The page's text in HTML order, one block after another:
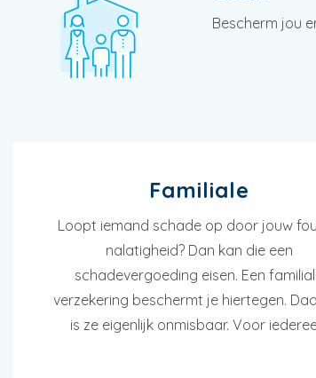
Bescherm jou
Familiale
Loopt iemand schade op door jouw
nalatigheid? Dan kan die een
schadevergoeding eisen. Een
verzekering beschermt je hiertegen.
is ze eigenlijk onmisbaar. Voor